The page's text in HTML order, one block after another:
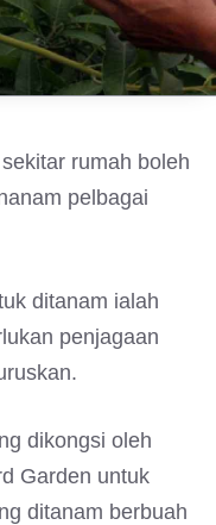
rumah boleh
pelbagai
ditanam ialah
penjagaan
dikongsi oleh
Garden untuk
ditanam berbuah